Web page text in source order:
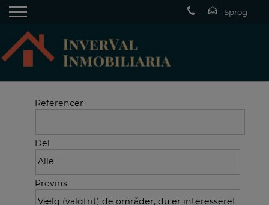
Referencer
Del
Provins